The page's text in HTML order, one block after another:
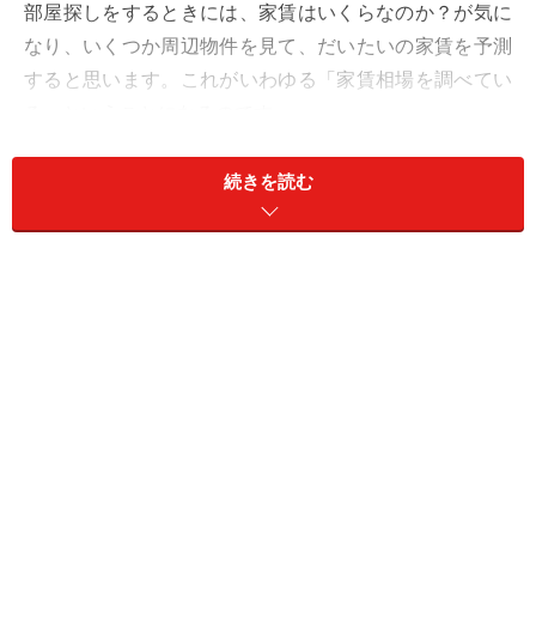
部屋探しをするときには、家賃はいくらなのか？が気に
なり、いくつか周辺物件を見て、だいたいの家賃を予測
すると思います。これがいわゆる「家賃相場を調べてい
続きを読む